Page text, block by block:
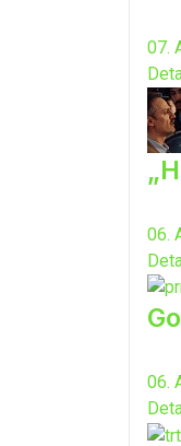
07.
06.
06.